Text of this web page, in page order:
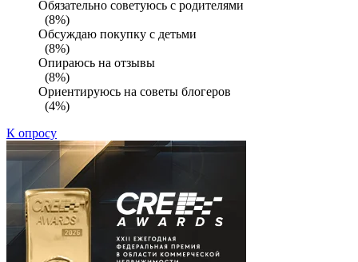
Обязательно советуюсь с родителями
(8%)
Обсуждаю покупку с детьми
(8%)
Опираюсь на отзывы
(8%)
Ориентируюсь на советы блогеров
(4%)
К опросу